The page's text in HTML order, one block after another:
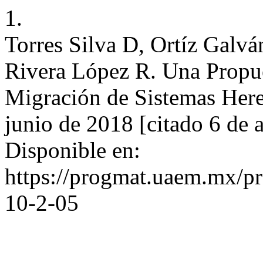
1.
Torres Silva D, Ortíz
Rivera López R. Una
Migración de Sistemas
junio de 2018 [citado 6 de
Disponible en:
https://progmat.uaem.mx/
10-2-05